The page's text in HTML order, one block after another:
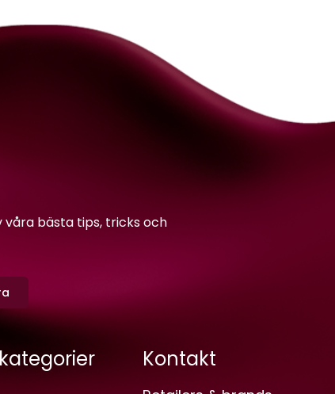
bästa tips, tricks och
Kontakt